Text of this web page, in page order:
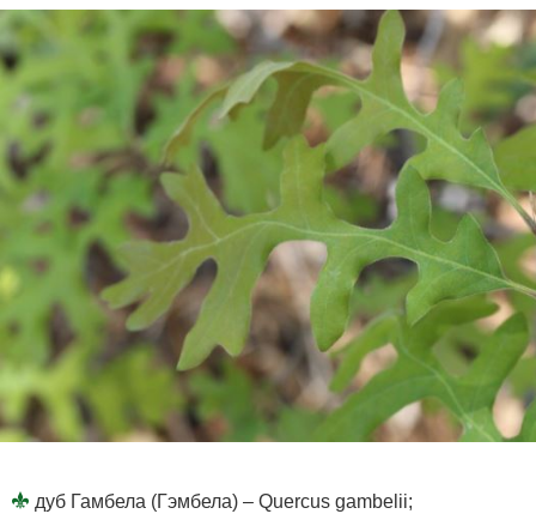
дуб Гамбела (Гэмбела) – Quercus gambelii;